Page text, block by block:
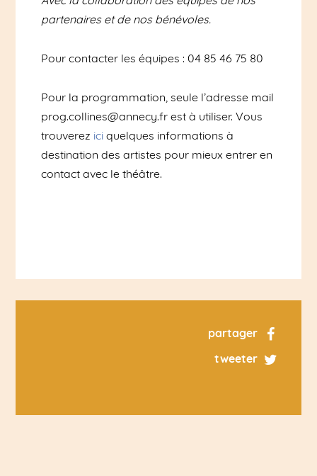
partenaires et de nos bénévoles.
Pour contacter les équipes : 04 85 46 75 80
Pour la programmation, seule l’adresse mail
prog.collines@annecy.fr est à utiliser. Vous
trouverez iciquelques informations à
destination des artistes pour mieux entrer en
contact avec le théâtre.
partager
tweeter